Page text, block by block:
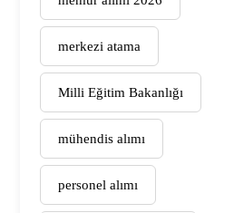
merkezi atama
Milli Eğitim Bakanlığı
mühendis alımı
personel alımı